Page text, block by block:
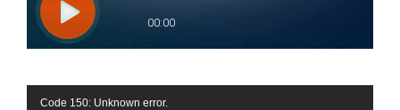
Reproductor
Code 150: Unknown error.